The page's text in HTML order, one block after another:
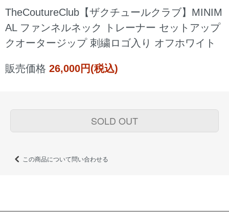
TheCoutureClub【ザクチュールクラブ】MINIM
AL ファンネルネック トレーナー セットアップ
クオータージップ 刺繍ロゴ入り オフホワイト
販売価格 26,000円(税込)
SOLD OUT
この商品について問い合わせる